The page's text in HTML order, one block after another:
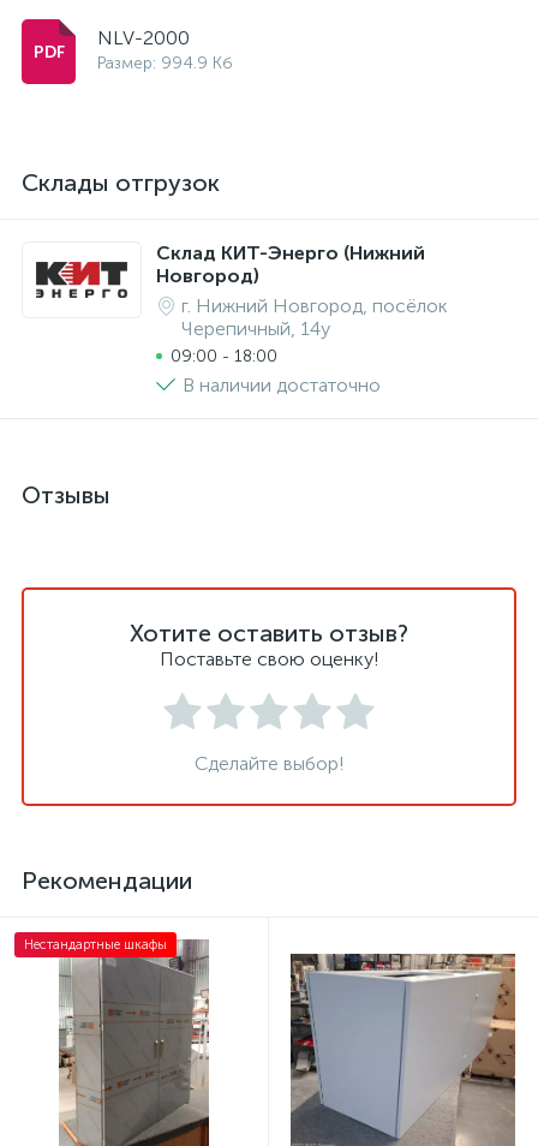
NLV-2000
Размер: 994.9 Кб
Склады отгрузок
Склад КИТ-Энерго (Нижний
Новгород)
г. Нижний Новгород, посёлок
Черепичный, 14у
09:00 - 18:00
В наличии достаточно
Отзывы
Хотите оставить отзыв?
Поставьте свою оценку!
Сделайте выбор!
Рекомендации
Нестандартные шкафы